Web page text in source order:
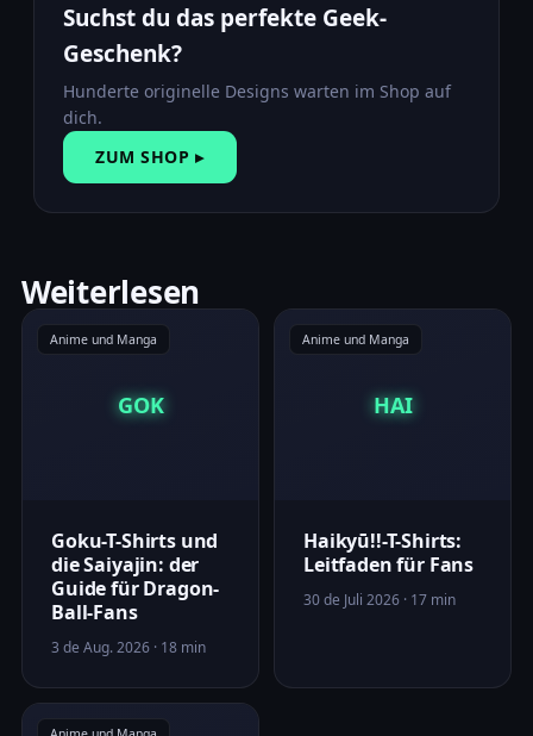
Suchst du das perfekte Geek-
Geschenk?
Hunderte originelle Designs warten im Shop auf
dich.
ZUM SHOP ▸
Weiterlesen
GOK
Anime und Manga
Goku-T-Shirts und
die Saiyajin: der
Guide für Dragon-
Ball-Fans
3 de Aug. 2026 · 18 min
HAI
Anime und Manga
Haikyū!!-T-Shirts:
Leitfaden für Fans
30 de Juli 2026 · 17 min